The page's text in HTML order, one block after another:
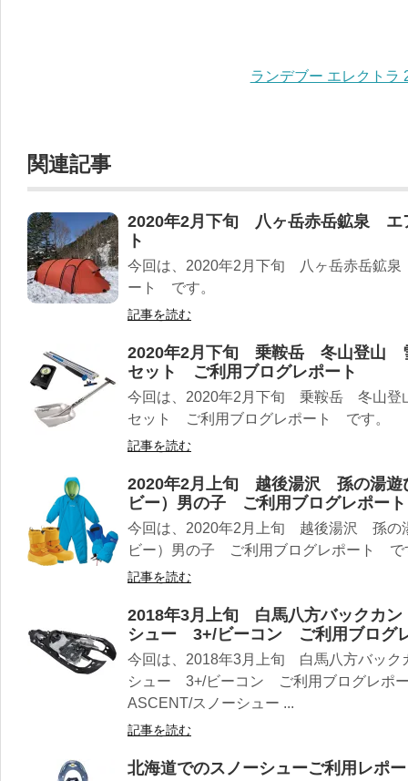
ランデブー エレクトラ
関連記事
2020年2月下旬 八ヶ岳赤岳鉱泉 エ
ト
今回は、2020年2月下旬 八ヶ岳赤岳鉱
ート です。
記事を読む
2020年2月下旬 乗鞍岳 冬山登山
セット ご利用ブログレポート
今回は、2020年2月下旬 乗鞍岳 冬山登
セット ご利用ブログレポート です。
記事を読む
2020年2月上旬 越後湯沢 孫の湯遊
ビー）男の子 ご利用ブログレポート
今回は、2020年2月上旬 越後湯沢 孫の
ビー）男の子 ご利用ブログレポート で
記事を読む
2018年3月上旬 白馬八方バックカ
シュー 3+/ビーコン ご利用ブログ
今回は、2018年3月上旬 白馬八方バッ
シュー 3+/ビーコン ご利用ブログレポ
ASCENT/スノーシュー ...
記事を読む
北海道でのスノーシューご利用レポ